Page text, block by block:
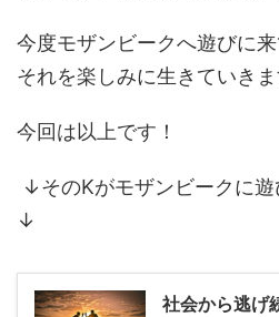
今度モザンビークへ遊びに来
それを楽しみに生きていきま
今回は以上です！
↓そのKがモザンビークに
↓
社会から逃げ